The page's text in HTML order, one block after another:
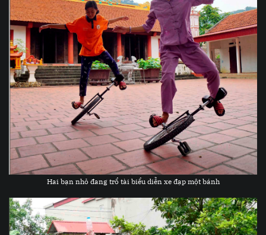
Hai bạn nhỏ đang trổ tài biểu diễn xe đạp một bánh